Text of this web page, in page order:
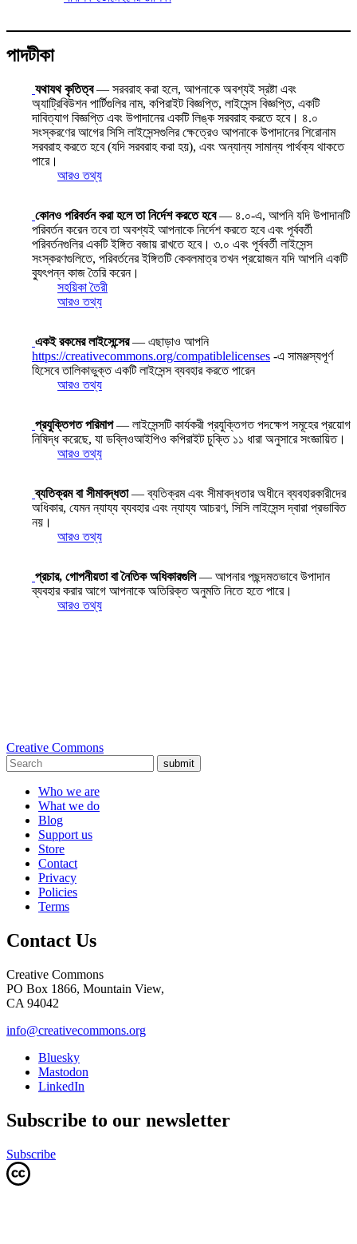
পাদটীকা
যথাযথ কৃতিত্ব— সরবরাহ করা হলে, আপনাকে অবশ্যই স্রষ্টা এবং
অ্যাট্রিবিউশন পার্টিগুলির নাম, কপিরাইট বিজ্ঞপ্তি, লাইসেন্স বিজ্ঞপ্তি, একটি
দাবিত্যাগ বিজ্ঞপ্তি এবং উপাদানের একটি লিঙ্ক সরবরাহ করতে হবে। ৪.০
সংস্করণের আগের সিসি লাইসেন্সগুলির ক্ষেত্রেও আপনাকে উপাদানের শিরোনাম
সরবরাহ করতে হবে (যদি সরবরাহ করা হয়), এবং অন্যান্য সামান্য পার্থক্য থাকতে
পারে।
আরও তথ্য
কোনও পরিবর্তন করা হলে তা নির্দেশ করতে হবে— ৪.০-এ, আপনি যদি উপাদানটি
পরিবর্তন করেন তবে তা অবশ্যই আপনাকে নির্দেশ করতে হবে এবং পূর্ববর্তী
পরিবর্তনগুলির একটি ইঙ্গিত বজায় রাখতে হবে। ৩.০ এবং পূর্ববর্তী লাইসেন্স
সংস্করণগুলিতে, পরিবর্তনের ইঙ্গিতটি কেবলমাত্র তখন প্রয়োজন যদি আপনি একটি
ব্যুৎপন্ন কাজ তৈরি করেন।
সহয়িকা তৈরী
আরও তথ্য
একই রকমের লাইসেন্সের— এছাড়াও আপনি
https://creativecommons.org/compatiblelicenses -এ সামঞ্জস্যপূর্ণ
হিসেবে তালিকাভুক্ত একটি লাইসেন্স ব্যবহার করতে পারেন
আরও তথ্য
প্রযুক্তিগত পরিমাপ— লাইসেন্সটি কার্যকরী প্রযুক্তিগত পদক্ষেপ সমূহের প্রয়োগ
নিষিদ্ধ করেছে, যা ডব্লিওআইপিও কপিরাইট চুক্তি ১১ ধারা অনুসারে সংজ্ঞায়িত।
আরও তথ্য
ব্যতিক্রম বা সীমাবদ্ধতা— ব্যতিক্রম এবং সীমাবদ্ধতার অধীনে ব্যবহারকারীদের
অধিকার, যেমন ন্যায্য ব্যবহার এবং ন্যায্য আচরণ, সিসি লাইসেন্স দ্বারা প্রভাবিত
নয়।
আরও তথ্য
প্রচার, গোপনীয়তা বা নৈতিক অধিকারগুলি— আপনার পছন্দমতভাবে উপাদান
ব্যবহার করার আগে আপনাকে অতিরিক্ত অনুমতি নিতে হতে পারে।
আরও তথ্য
Creative Commons
submit
Who we are
What we do
Blog
Support us
Store
Contact
Privacy
Policies
Terms
Contact Us
Creative Commons
PO Box 1866, Mountain View,
CA 94042
info@creativecommons.org
Bluesky
Mastodon
LinkedIn
Subscribe to our newsletter
Subscribe